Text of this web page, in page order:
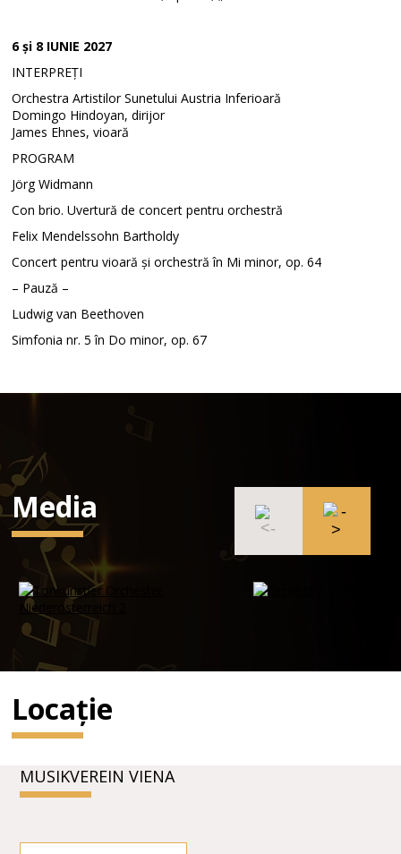
6 și 8 IUNIE 2027
INTERPREȚI
Orchestra Artistilor Sunetului Austria Inferioară
Domingo Hindoyan, dirijor
James Ehnes, vioară
PROGRAM
Jörg Widmann
Con brio. Uvertură de concert pentru orchestră
Felix Mendelssohn Bartholdy
Concert pentru vioară și orchestră în Mi minor, op. 64
– Pauză –
Ludwig van Beethoven
Simfonia nr. 5 în Do minor, op. 67
Media
Locație
MUSIKVEREIN VIENA